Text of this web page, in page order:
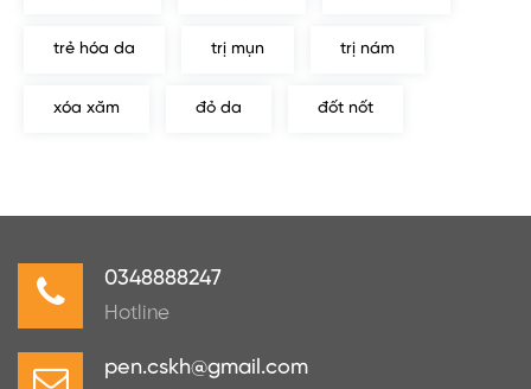
trẻ hóa da trị mụn trị nám
xóa xăm đỏ da đốt nốt
0348888247
Hotline
pen.cskh@gmail.com